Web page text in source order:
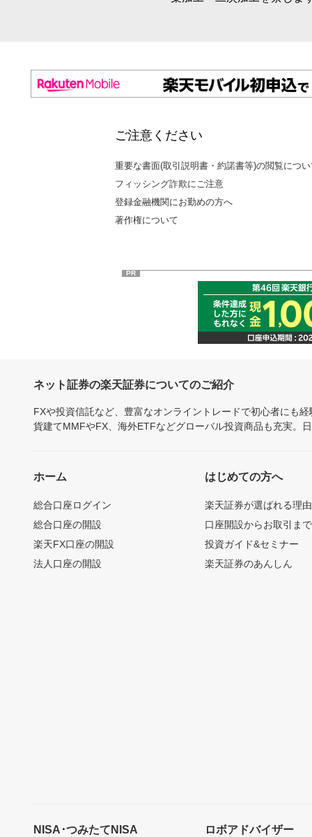
ご注意ください
重要な書面(取引説明書・約諾書等)の閲覧につ
フィッシング詐欺にご注意
登録金融機関にお勤めの方へ
著作権について
PR
ネット証券の楽天証券についてのご紹介
FXや投資信託など、豊富なオンライントレードで初心者にも
貨建てMMFやFX、海外ETFなどグローバル投資商品も充実。
ホーム
総合口座ログイン
総合口座の開設
楽天FX口座の開設
法人口座の開設
はじめての方へ
楽天証券が選ばれる理由
口座開設からお取引ま
投資ガイド&セミナー
楽天証券のあんしん
NISA･つみたてNISA ロボアドバイザー